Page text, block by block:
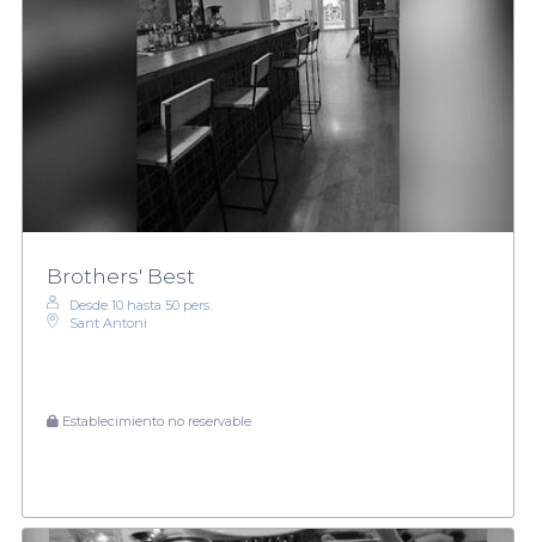
Brothers' Best
Desde 10 hasta 50 pers.
Sant Antoni
Establecimiento no reservable